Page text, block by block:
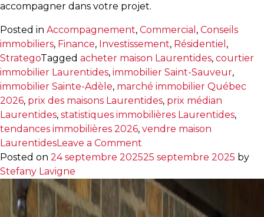
accompagner dans votre projet.
Posted in Accompagnement, Commercial , Conseils
immobiliers, Finance, Investissement, Résidentiel ,
StrategoTagged acheter maison Laurentides, courtier
immobilier Laurentides, immobilier Saint-Sauveur,
immobilier Sainte-Adèle, marché immobilier Québec
2026, prix des maisons Laurentides, prix médian
Laurentides, statistiques immobilières Laurentides,
tendances immobilières 2026, vendre maison
LaurentidesLeave a Comment
Marché
Laurentides
:
que
Posted on 24 septembre 202525 septembre 2025 by
Stefany Lavigne